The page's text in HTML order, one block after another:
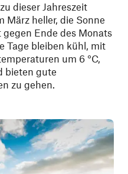
dieser Jahreszeit
März heller, die Sonne
Ende des Monats
Tage bleiben kühl, mit
um 6 °C,
bieten gute
zu gehen.